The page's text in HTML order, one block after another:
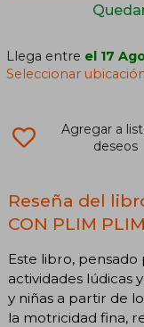
Llega entre el 17
Seleccionar
Agregar a
deseos
Reseña del
CON PLIM
Este libro,
actividades lúdicas
y niñas a partir de
la motricidad fina,